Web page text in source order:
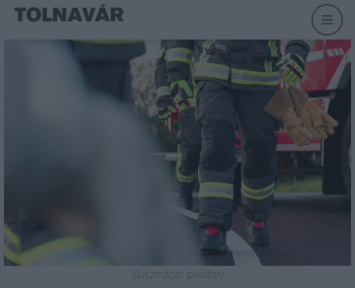
Illusztráció: pixabay